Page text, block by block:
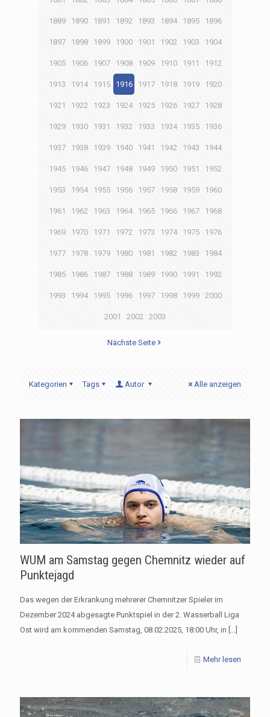
1889 1890 1891 1892 1893 1894 1895 1896
1897 1898 1899 1900 1901 1902 1903 1904
1905 1906 1907 1908 1909 1910 1911 1912
1913 1914 1915 1916 1917 1918 1919 1920
1921 1922 1923 1924 1925 1926 1927 1928
1929 1930 1931 1932 1933 1934 1935 1936
1937 1938 1939 1940 1941 1942 1943 1944
1945 1946 1947 1948 1949 1950 1951 1952
1953 1954 1955 1956 1957 1958 1959 1960
1961 1962 1963 1964 1965 1966 1967 1968
1969 1970 1971 1972 1973 1974 1975 1976
1977 1978 1979 1980 1981 1982 1983 1984
1985 1986 1987 1988 1989 1990 1991 1992
1993 1994 1995 1996 1997 1998 1999 2000
2001 2002 2003
Nächste Seite
Kategorien Tags Autor Alle anzeigen
WUM am Samstag gegen Chemnitz wieder auf
Punktejagd
Das wegen der Erkrankung mehrerer Chemnitzer Spieler im
Dezember 2024 abgesagte Punktspiel in der 2. Wasserball Liga
Ost wird am kommenden Samstag, 08.02.2025, 18:00 Uhr, in […]
Mehr lesen